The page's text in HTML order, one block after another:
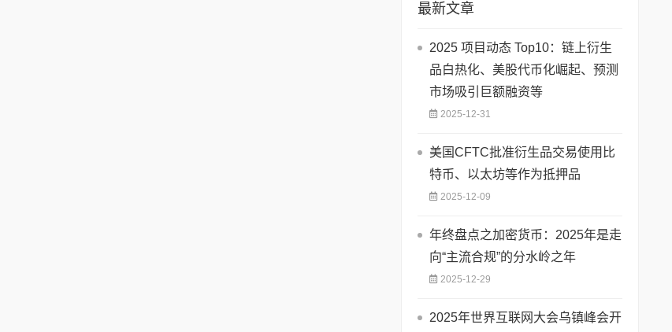
最新文章
2025 项目动态 Top10：链上衍生
品白热化、美股代币化崛起、预测
市场吸引巨额融资等
2025-12-31
美国CFTC批准衍生品交易使用比
特币、以太坊等作为抵押品
2025-12-09
年终盘点之加密货币：2025年是走
向“主流合规”的分水岭之年
2025-12-29
2025年世界互联网大会乌镇峰会开